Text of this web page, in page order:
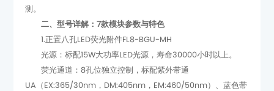
测。
二、型号详解：7款模块参数与特色
1.正置八孔LED荧光附件FL8-BGU-MH
光源：标配15W大功率LED光源，寿命30000小时以上。